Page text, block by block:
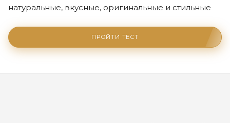
натуральные, вкусные, оригинальные и стильные
ПРОЙТИ ТЕСТ